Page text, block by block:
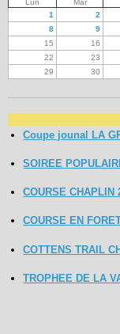
Lun Mar
1
2
8
9
15
16
22
23
29
30
Coupe jounal LA
SOIREE
COURSE CHAPLIN
COURSE EN
COTTENS TRAIL
TROPHEE DE LA